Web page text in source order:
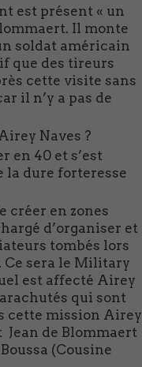
est présent « un
Il monte
soldat américain
que des tireurs
cette visite sans
il n’y a pas de
Naves ?
en 40 et s’est
la dure forteresse
créer en zones
d’organiser et
tombés lors
Ce sera le Military
est affecté Airey
qui sont
cette mission Airey
de Blommaert
(Cousine